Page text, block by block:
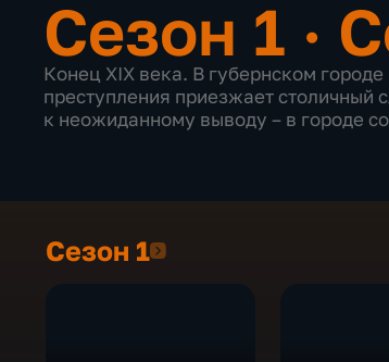
Сезон 1 ·
Конец XIX века. В губернском
преступления приезжает столичный
к неожиданному выводу – в городе
Сезон 1Сезон 1